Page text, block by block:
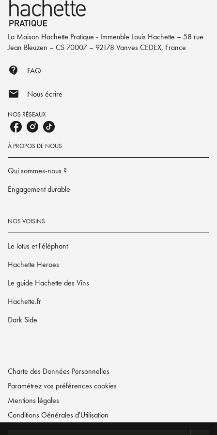
La Maison Hachette Pratique - Immeuble Louis Hachette – 58 rue
Jean Bleuzen – CS 70007 – 92178 Vanves CEDEX, France
contact_support FAQ
mail Nous écrire
NOS RÉSEAUX
À PROPOS DE NOUS
Qui sommes-nous ?
Engagement durable
NOS VOISINS
Le lotus et l'éléphant
Hachette Heroes
Le guide Hachette des Vins
Hachette.fr
Dark Side
Charte des Données Personnelles
Paramétrez vos préférences cookies
Mentions légales
Conditions Générales d'Utilisation